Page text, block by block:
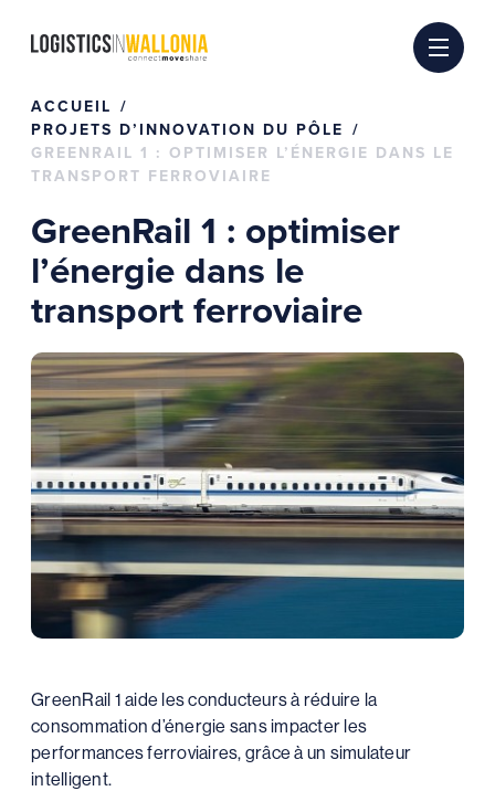
ACCUEIL
PROJETS D’INNOVATION DU PÔLE
GREENRAIL 1 : OPTIMISER L’ÉNERGIE DANS LE
TRANSPORT FERROVIAIRE
GreenRail 1 : optimiser
l’énergie dans le
transport ferroviaire
GreenRail 1 aide les conducteurs à réduire la
consommation d’énergie sans impacter les
performances ferroviaires, grâce à un simulateur
intelligent.